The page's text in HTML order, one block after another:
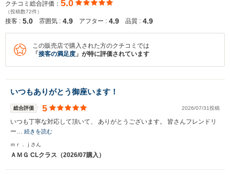
クチコミ総合評価： 5.0
（投稿数72件）
接客 : 5.0 雰囲気 : 4.9 アフター : 4.9 品質 : 4.9
この販売店で購入された方のクチコミでは
「 接客の満足度 」が特に評価されています
いつもありがとう御座います！
総合評価 5 2026/07/31投稿
いつも丁寧な対応して頂いて、 ありがとうございます。 皆さんフレンドリ
ー… 続きを読む
ｍｒ．ｊさん
ＡＭＧ CLクラス（2026/07購入）